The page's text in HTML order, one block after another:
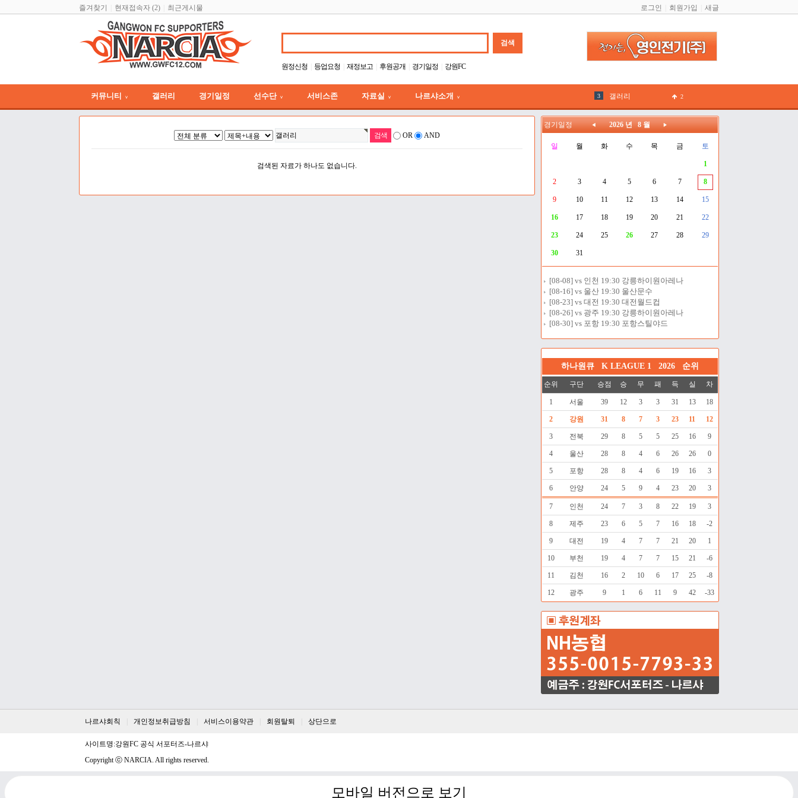
즐겨찾기 현재접속자 (2) 최근게시물 로그인 회원가입 새글
원정신청 등업요청 재정보고 후원공개 경기일정 강원FC
커뮤니티 ∨ 갤러리 경기일정 선수단 ∨ 서비스존 자료실 ∨ 나르샤소개 ∨
2026
갤러리 2
공동구매 2
이정기 2
김안드레아 1
OR AND
검색된 자료가 하나도 없습니다.
경기일정 2026 년 8 월
일 월 화 수 목 금 토
1
2 3 4 5 6 7 8
9 10 11 12 13 14 15
16 17 18 19 20 21 22
23 24 25 26 27 28 29
30 31
[08-08] vs 인천 19:30 강릉하이원아레나
[08-16] vs 울산 19:30 울산문수
[08-23] vs 대전 19:30 대전월드컵
[08-26] vs 광주 19:30 강릉하이원아레나
[08-30] vs 포항 19:30 포항스틸야드
하나원큐 K LEAGUE 1 2026 순위
순위 구단 승점 승 무 패 득 실 차
1 서울 39 12 3 3 31 13 18
2 강원 31 8 7 3 23 11 12
3 전북 29 8 5 5 25 16 9
4 울산 28 8 4 6 26 26 0
5 포항 28 8 4 6 19 16 3
6 안양 24 5 9 4 23 20 3
7 인천 24 7 3 8 22 19 3
8 제주 23 6 5 7 16 18 -2
9 대전 19 4 7 7 21 20 1
10 부천 19 4 7 7 15 21 -6
11 김천 16 2 10 6 17 25 -8
12 광주 9 1 6 11 9 42 -33
나르샤회칙 개인정보취급방침 서비스이용약관 회원탈퇴 상단으로
사이트명:강원FC 공식 서포터즈-나르샤
Copyright ⓒ NARCIA. All rights reserved.
모바일 버전으로 보기